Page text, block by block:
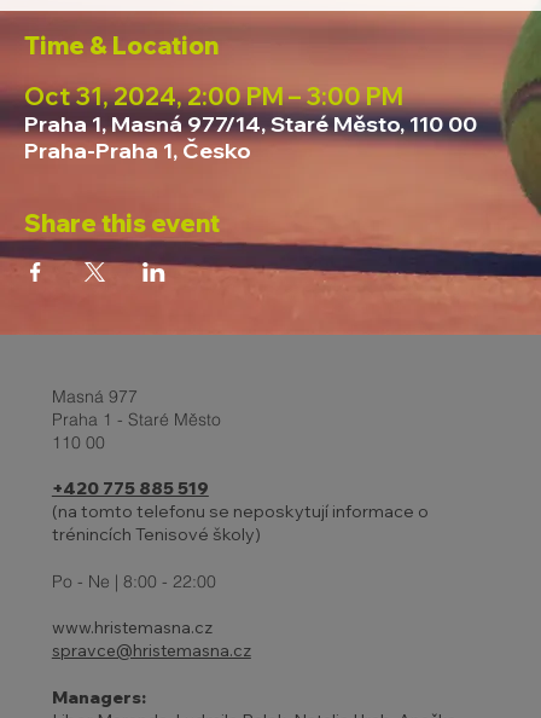
Time & Location
Oct 31, 2024, 2:00 PM – 3:00 PM
Praha 1, Masná 977/14, Staré Město, 110 00
Praha-Praha 1, Česko
Share this event
Masná 977
Praha 1 - Staré Město
110 00
+420 775 885 519
(na tomto telefonu se neposkytují informace o
trénincích Tenisové školy)
Po - Ne | 8:00 - 22:00
www.hristemasna.cz
spravce@hristemasna.cz
Managers: